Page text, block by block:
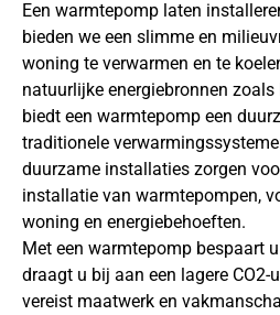
Een warmtepomp laten
bieden we een slimme en
woning te verwarmen en te
natuurlijke energiebronnen
biedt een warmtepomp een
traditionele
duurzame installaties zorgen
installatie van warmtepompen,
woning en energiebehoeften.
Met een warmtepomp bespaart
draagt u bij aan een lagere
vereist maatwerk en